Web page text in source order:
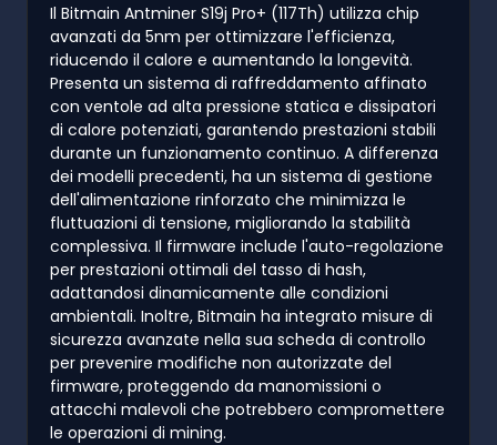
Il Bitmain Antminer S19j Pro+ (117Th) utilizza chip
avanzati da 5nm per ottimizzare l'efficienza,
riducendo il calore e aumentando la longevità.
Presenta un sistema di raffreddamento affinato
con ventole ad alta pressione statica e dissipatori
di calore potenziati, garantendo prestazioni stabili
durante un funzionamento continuo. A differenza
dei modelli precedenti, ha un sistema di gestione
dell'alimentazione rinforzato che minimizza le
fluttuazioni di tensione, migliorando la stabilità
complessiva. Il firmware include l'auto-regolazione
per prestazioni ottimali del tasso di hash,
adattandosi dinamicamente alle condizioni
ambientali. Inoltre, Bitmain ha integrato misure di
sicurezza avanzate nella sua scheda di controllo
per prevenire modifiche non autorizzate del
firmware, proteggendo da manomissioni o
attacchi malevoli che potrebbero compromettere
le operazioni di mining.